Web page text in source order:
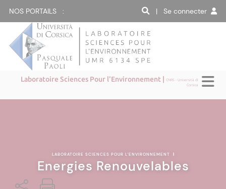
NOS PORTAILS : | Se connecter
Laboratoire Sciences Pour l'Environnement |CNRS - Università di
Corsica
LABORATOIRE SCIENCES POUR L'ENVIRONNEMENT |
Energies Renouvelables